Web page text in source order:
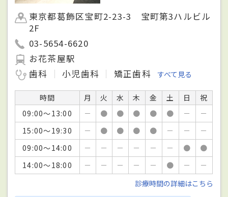
東京都葛飾区宝町2-23-3 宝町第3ハルビル
2F
03-5654-6620
お花茶屋駅
歯科
小児歯科 矯正歯科 すべて見る
時間 月 火 水 木 金 土 日
祝
09:00～13:00
－ ● ● ● ● ● －
－
15:00～19:30
－ ● ● ● ● － －
－
09:00～14:00
－ － － － － － ●
●
14:00～18:00
－ － － － － ● －
－
診療時間の詳細はこちら